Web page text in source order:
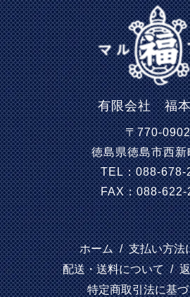
有限会社 福
〒770-0902
徳島県徳島市西
TEL：088-678-
FAX：088-622-
ホーム / 支払い方法
配送・送料について /
特定商取引法に基